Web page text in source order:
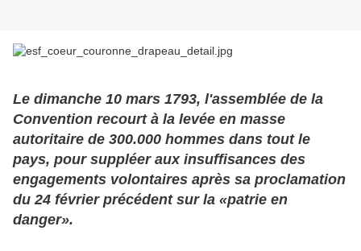
Le dimanche 10 mars 1793, l'assemblée de la
Convention recourt à la levée en masse
autoritaire de 300.000 hommes dans tout le
pays, pour suppléer aux insuffisances des
engagements volontaires après sa proclamation
du 24 février précédent sur la «patrie en
danger».